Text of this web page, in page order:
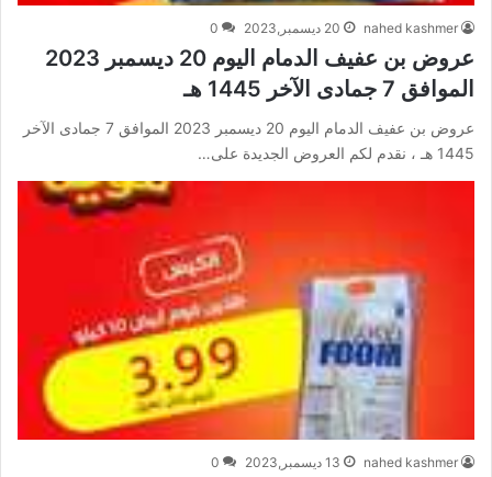
nahed kashmer 20 ديسمبر,2023 0
عروض بن عفيف الدمام اليوم 20 ديسمبر 2023
الموافق 7 جمادى الآخر 1445 هـ
عروض بن عفيف الدمام اليوم 20 ديسمبر 2023 الموافق 7 جمادى الآخر
1445 هـ ، نقدم لكم العروض الجديدة على…
nahed kashmer 13 ديسمبر,2023 0